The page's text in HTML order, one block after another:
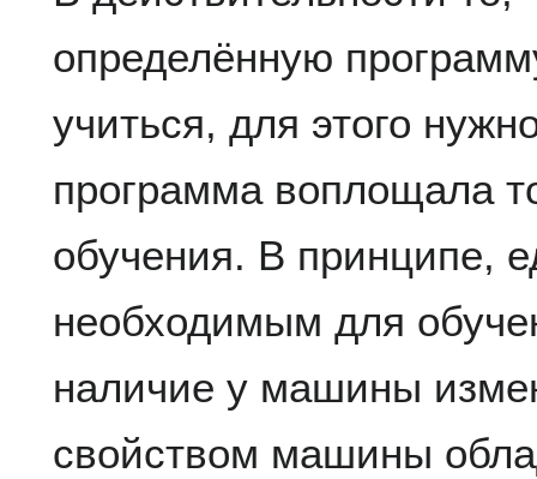
определённую
учиться, для этого
программа воплощала
обучения. В принципе,
необходимым для
наличие у машины
свойством машины